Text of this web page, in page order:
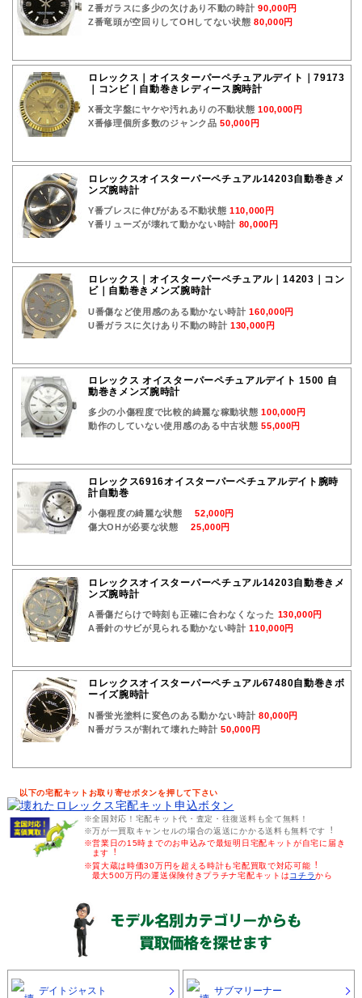
Z番ガラスに多少の欠けあり不動の時計90,000円
Z番竜頭が空回りしてOHしてない状態80,000円
ロレックス｜オイスターパーペチュアルデイト｜79173
｜コンビ｜自動巻きレディース腕時計
X番文字盤にヤケや汚れありの不動状態100,000円
X番修理個所多数のジャンク品50,000円
ロレックスオイスターパーペチュアル14203自動巻きメ
ンズ腕時計
Y番ブレスに伸びがある不動状態110,000円
Y番リューズが壊れて動かない時計 80,000円
ロレックス｜オイスターパーペチュアル｜14203｜コン
ビ｜自動巻きメンズ腕時計
U番傷など使用感のある動かない時計160,000円
U番ガラスに欠けあり不動の時計130,000円
ロレックス オイスターパーペチュアルデイト 1500 自
動巻きメンズ腕時計
多少の小傷程度で比較的綺麗な稼動状態100,000円
動作のしていない使用感のある中古状態55,000円
ロレックス6916オイスターパーペチュアルデイト腕時
計自動巻
小傷程度の綺麗な状態52,000円
傷大OHが必要な状態25,000円
ロレックスオイスターパーペチュアル14203自動巻きメ
ンズ腕時計
A番傷だらけで時刻も正確に合わなくなった 130,000円
A番針のサビが見られる動かない時計110,000円
ロレックスオイスターパーペチュアル67480自動巻きボ
ーイズ腕時計
N番蛍光塗料に変色のある動かない時計80,000円
N番ガラスが割れて壊れた時計50,000円
以下の宅配キットお取り寄せボタンを押して下さい
※全国対応！宅配キット代・査定・往復送料も全て無料！
※万が一買取キャンセルの場合の返送にかかる送料も無料です︕
※営業日の15時までのお申込みで最短明日宅配キットが自宅に届き
ます︕
※質大蔵は時価30万円を超える時計も宅配買取で対応可能︕
最大500万円の運送保険付きプラチナ宅配キットはコチラから
デイトジャスト サブマリーナー